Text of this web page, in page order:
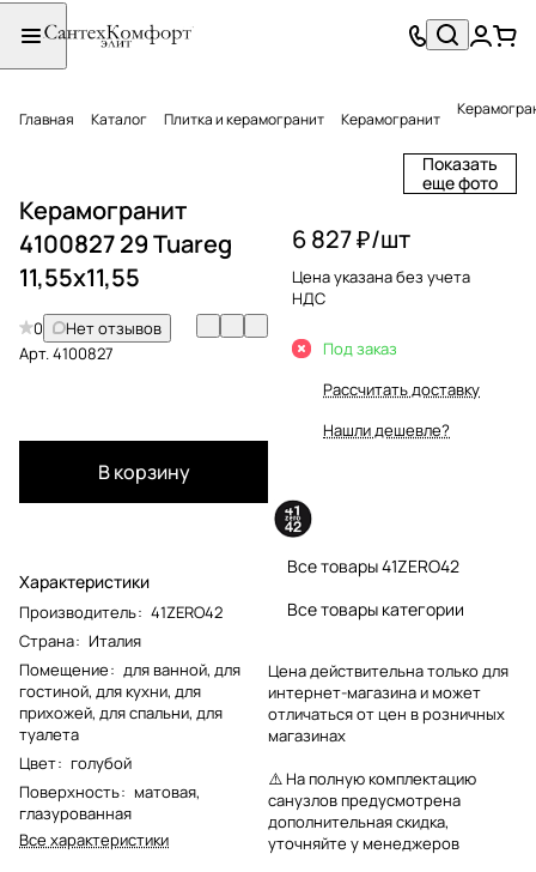
Главная Каталог Плитка и керамогранит Керамогранит
Показать
еще фото
Керамогранит
4100827 29 Tuareg
11,55x11,55
0
Нет отзывов
Арт.4100827
В корзину
Характеристики
Производитель: 41ZERO42
Страна: Италия
Помещение: для ванной, для
гостиной, для кухни, для
прихожей, для спальни, для
туалета
Цвет: голубой
Поверхность: матовая,
глазурованная
Все характеристики
6 827 ₽/шт
Цена указана без учета
НДС
Под заказ
Рассчитать доставку
Нашли дешевле?
Все товары 41ZERO42
Все товары категории
Цена действительна только для
интернет-магазина и может
отличаться от цен в розничных
магазинах
⚠️ На полную комплектацию
санузлов предусмотрена
дополнительная скидка,
уточняйте у менеджеров